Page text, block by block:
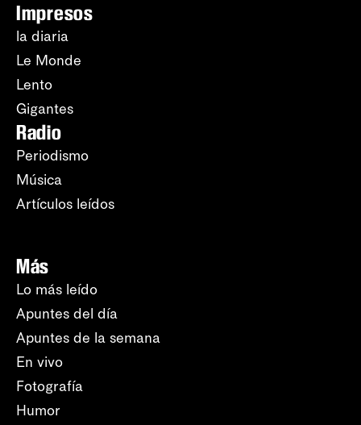
Impresos
la diaria
Le Monde
Lento
Gigantes
Radio
Periodismo
Música
Artículos leídos
Más
Lo más leído
Apuntes del día
Apuntes de la semana
En vivo
Fotografía
Humor